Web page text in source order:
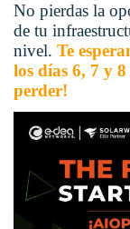
No pierdas la
de tu
nivel. Te
los días 6, 7 y 8
perder!